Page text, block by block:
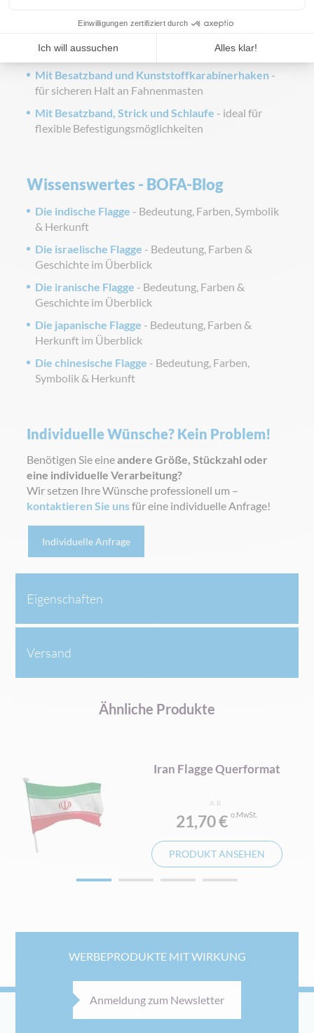
Konfektionen
Mit Besatzband und Kunststoffkarabinerhaken -
für sicheren Halt an Fahnenmasten
Mit Besatzband, Strick und Schlaufe - ideal für
flexible Befestigungsmöglichkeiten
Wissenswertes - BOFA-Blog
Die indische Flagge - Bedeutung, Farben, Symbolik
& Herkunft
Die israelische Flagge - Bedeutung, Farben &
Geschichte im Überblick
Die iranische Flagge - Bedeutung, Farben &
Geschichte im Überblick
Die japanische Flagge - Bedeutung, Farben &
Herkunft im Überblick
Die chinesische Flagge - Bedeutung, Farben,
Symbolik & Herkunft
Individuelle Wünsche? Kein Problem!
Benötigen Sie eineandere Größe, Stückzahl oder
eine individuelle Verarbeitung?
Wir setzen Ihre Wünsche professionell um –
kontaktieren Sie unsfür eine individuelle Anfrage!
Individuelle Anfrage
Eigenschaften
Versand
Ähnliche Produkte
Iran Flagge Querformat
AB
21,70 €
PRODUKT ANSEHEN
WERBEPRODUKTE MIT WIRKUNG
Anmeldung zum Newsletter